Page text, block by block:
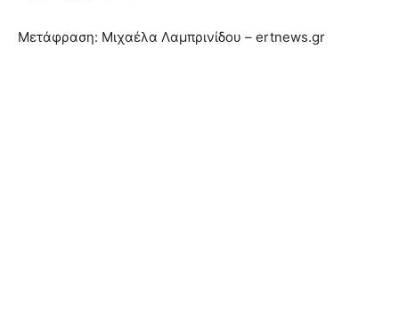
Μετάφραση: Μιχαέλα Λαμπρινίδου – ertnews.gr